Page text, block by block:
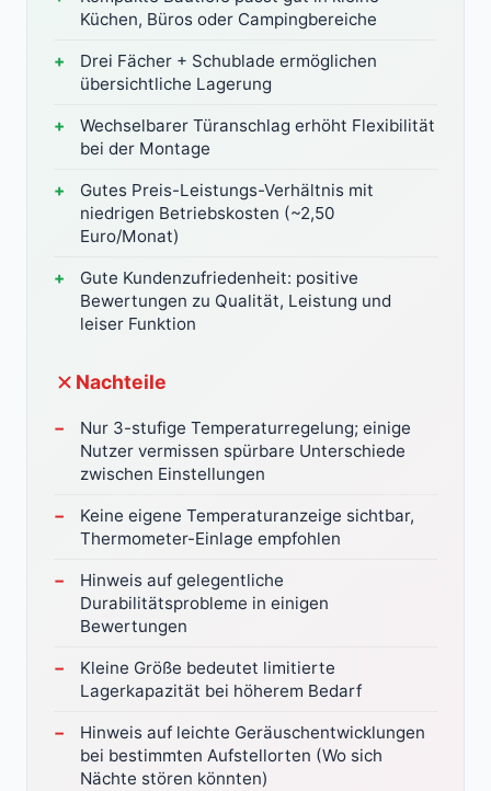
Küchen, Büros oder Campingbereiche
Drei Fächer + Schublade ermöglichen
übersichtliche Lagerung
Wechselbarer Türanschlag erhöht Flexibilität
bei der Montage
Gutes Preis-Leistungs-Verhältnis mit
niedrigen Betriebskosten (~2,50
Euro/Monat)
Gute Kundenzufriedenheit: positive
Bewertungen zu Qualität, Leistung und
leiser Funktion
Nachteile
Nur 3-stufige Temperaturregelung; einige
Nutzer vermissen spürbare Unterschiede
zwischen Einstellungen
Keine eigene Temperaturanzeige sichtbar,
Thermometer-Einlage empfohlen
Hinweis auf gelegentliche
Durabilitätsprobleme in einigen
Bewertungen
Kleine Größe bedeutet limitierte
Lagerkapazität bei höherem Bedarf
Hinweis auf leichte Geräuschentwicklungen
bei bestimmten Aufstellorten (Wo sich
Nächte stören könnten)